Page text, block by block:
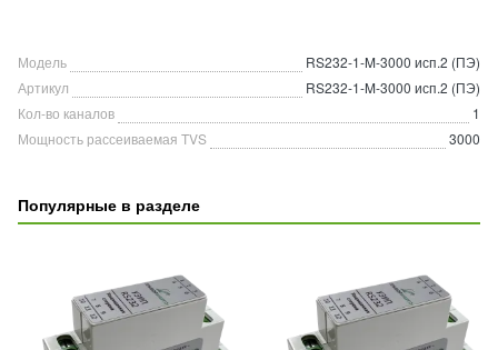
Модель
RS232-1-M-3000 исп.2 (ПЭ)
Артикул
RS232-1-M-3000 исп.2 (ПЭ)
Кол-во каналов
1
Мощность рассеиваемая TVS
3000
Популярные в разделе